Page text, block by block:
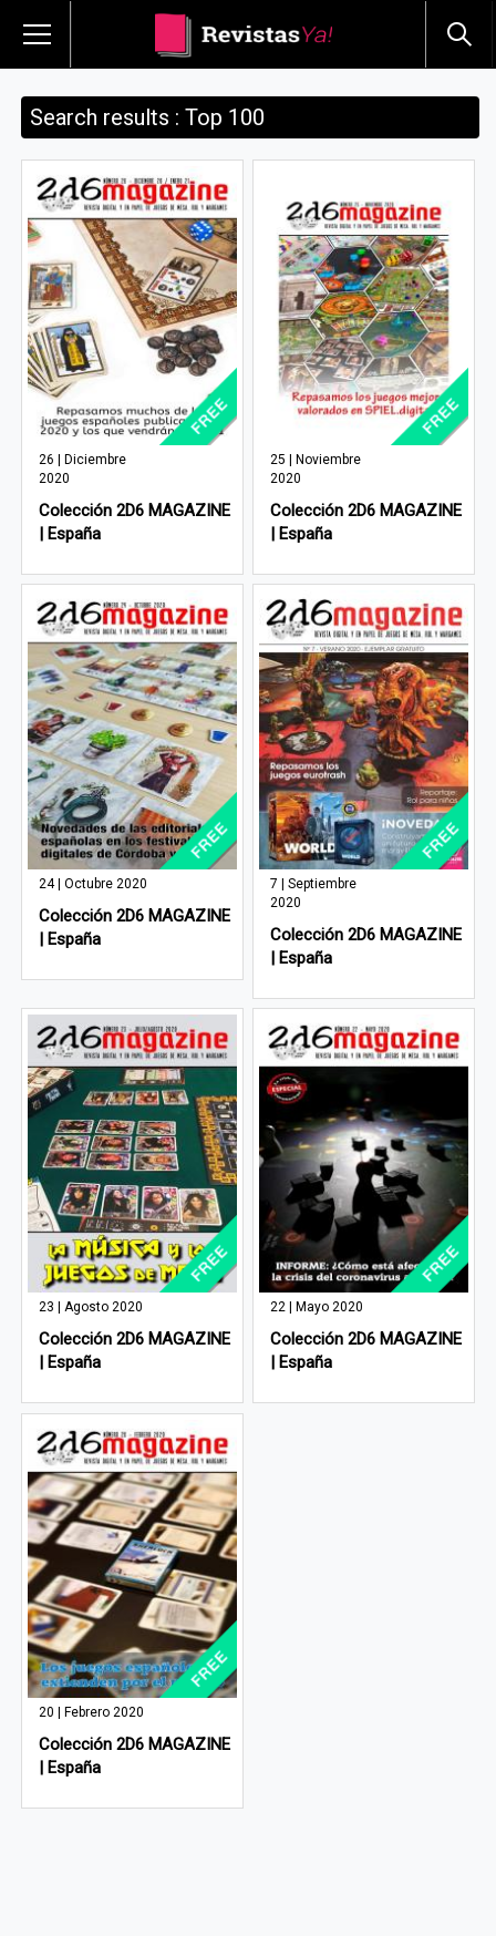
Search results : Top 100
26 | Diciembre
2020
Colección 2D6 MAGAZINE
| España
25 | Noviembre
2020
Colección 2D6 MAGAZINE
| España
24 | Octubre 2020
Colección 2D6 MAGAZINE
| España
7 | Septiembre
2020
Colección 2D6 MAGAZINE
| España
23 | Agosto 2020
Colección 2D6 MAGAZINE
| España
22 | Mayo 2020
Colección 2D6 MAGAZINE
| España
20 | Febrero 2020
Colección 2D6 MAGAZINE
| España